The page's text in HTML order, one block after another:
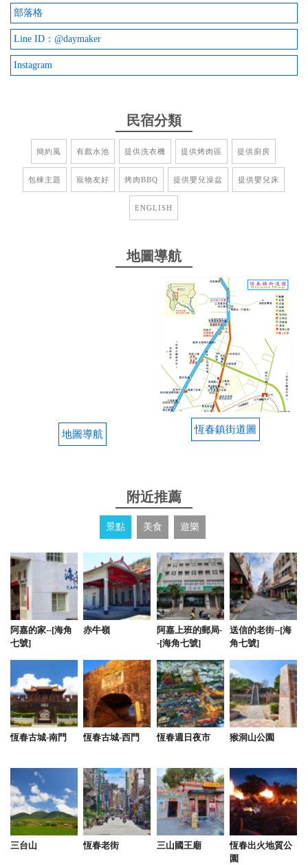
from google
2024-05-24 10:13:13
民宿整理的很乾淨 裝潢擺設都很舒服 廚房設備也都
2024-05-01 21:39:07
我覺得這裡對於要去墾丁大街是蠻便利的啦，10-20分
鐘的車程，這裡有專屬停車場，民宿很適合一大群人
from google
全家在過年前來這裡包棟3個晚上，這間民宿實在令
人印象深刻，五星評價實至名歸。實際空間幾乎與網
路照片一樣，廚房設備齊全，房間清潔也做的很好，
特別是小戲水池小朋友超愛，冬天來還是溫水的。工
作人員服務親切周到，早餐也很好吃，民宿位置優
越，交通停車都方便，附近景點與美食應有盡有。總
的來說，是一次極為愉快的住宿體驗。
from google
很有設計感的民宿，設備很齊全（遊憩設備、烤肉
爐、廚房用品...等）空間足夠，整潔度也很棒，如果
可以每床多一件棉被會更好（因為本人及部分同行友
人都習慣一個人蓋一件被子），有機會想再二訪
from google
部落格
Line ID：@daymaker
Instagram
民宿分類
簡約風 有戲水池 提供洗衣機 提供烤肉區 提供廚房
包棟主題 寵物友好 烤肉BBQ 提供嬰兒澡盆 提供嬰兒床
ENGLISH
地圖導航
地圖導航 恆春鎮街道圖
附近推薦
景點 美食 遊樂
阿嘉的家--[海角
七號]
赤牛嶺
阿嘉上班的郵局-
-[海角七號]
送信的老街--[海
角七號]
恆春古城-南門 恆春古城-西門 恆春週日夜市 猴洞山公園
三台山 恆春老街 三山國王廟
恆春出火地質公
園